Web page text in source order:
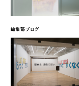
編集部ブログ